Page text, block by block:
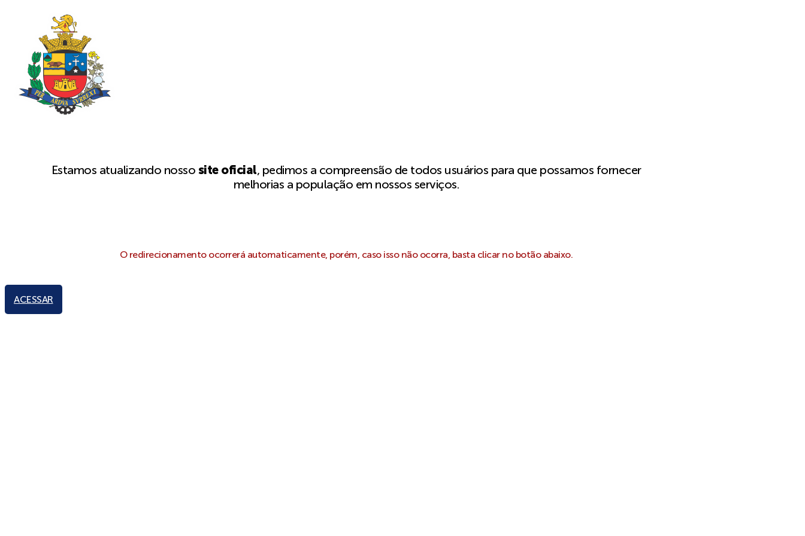
Estamos atualizando nosso site oficial, pedimos a compreensão de todos usuários para que possamos fornecer
melhorias a população em nossos serviços.
O redirecionamento ocorrerá automaticamente, porém, caso isso não ocorra, basta clicar no botão abaixo.
ACESSAR